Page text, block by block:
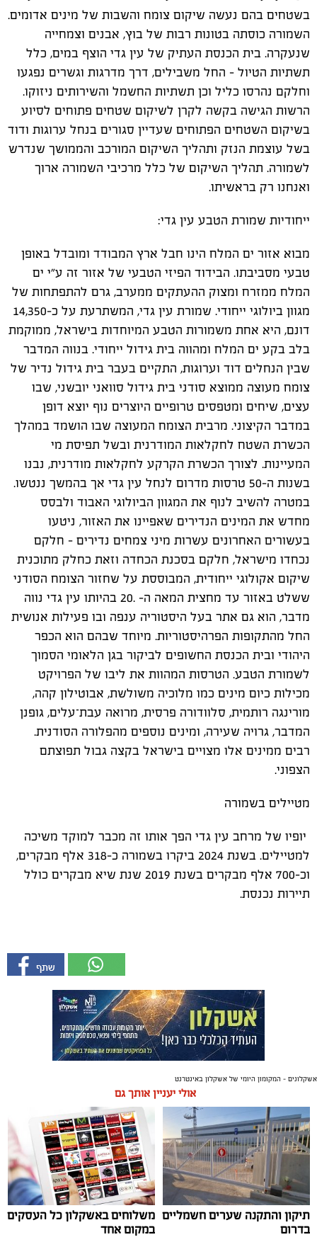
בשטחים בהם נעשה שיקום צומח והשבות של מינים אדומים.
השמורה כוסתה בטונות רבות של בוץ, אבנים וצמחייה
שנעקרה. בית הכנסת העתיק של עין גדי הוצף במים, כלל
תשתיות הטיול – החל משבילים, דרך מדרגות וגשרים נפגעו
וחלקם נהרסו כליל וכן תשתיות החשמל והשירותים ניזוקו.
הרשות הגישה בקשה לקרן לשיקום שטחים פתוחים לסיוע
בשיקום השטחים הפתוחים שעדיין סגורים בנחל ערוגות ודוד
בשל עוצמת הנזק ותהליך השיקום המורכב והממושך שנדרש
לשמורה. תהליך השיקום של כלל מרכיבי השמורה ארוך
ואנחנו רק בראשיתו.
ייחודיות שמורת הטבע עין גדי:
מבוא אזור ים המלח הינו חבל ארץ המבודד ומובדל באופן
טבעי מסביבתו. הבידוד הפיזי הטבעי של אזור זה ע"י ים
המלח ממזרח ומצוק ההעתקים ממערב, גרם להתפתחות של
מגוון ביולוגי ייחודי. שמורת עין גדי, המשתרעת על כ-14,350
דונם, היא אחת משמורות הטבע המיוחדות בישראל, ממוקמת
בלב בקע ים המלח ומהווה בית גידול ייחודי. בנווה המדבר
שבין הנחלים דוד וערוגות, התקיים בעבר בית גידול נדיר של
צומח מעוצה ממוצא סודני בית גידול סוואני יובשני, שבו
עצים, שיחים ומטפסים טרופיים היוצרים נוף יוצא דופן
במדבר הקיצוני. מרבית הצומח המעוצה שבו הושמד במהלך
הכשרת השטח לחקלאות המודרנית ובשל תפיסת מי
המעיינות. לצורך הכשרת הקרקע לחקלאות מודרנית, נבנו
בשנות ה-50 טרסות מדרום לנחל עין גדי אך בהמשך ננטשו.
במטרה להשיב לנוף את המגוון הביולוגי האבוד ולבסס
מחדש את המינים הנדירים שאפיינו את האזור, ניטעו
בעשורים האחרונים עשרות מיני צמחים נדירים – חלקם
נכחדו מישראל, חלקם בסכנת הכחדה וזאת כחלק מתוכנית
שיקום אקולוגי ייחודית, המבוססת על שחזור הצומח הסודני
ששלט באזור עד מחצית המאה ה- .20 בהיותו עין גדי נווה
מדבר, הוא גם אתר בעל היסטוריה ענפה ובו פעילות אנושית
החל מהתקופות הפרהיסטוריות. מיוחד שבהם הוא הכפר
היהודי ובית הכנסת החשופים לביקור בגן הלאומי הסמוך
לשמורת הטבע. הטרסות המהוות את ליבו של הפרויקט
מכילות כיום מינים כמו מלוכיה משולשת, אבוטילון קהה,
מורינגה רותמית, סלוודורה פרסית, מרואה עבת־עלים, גופנן
המדבר, גרויה שעירה, ומינים נוספים מהפלורה הסודנית.
רבים ממינים אלו מצויים בישראל בקצה גבול תפוצתם
הצפוני.
מטיילים בשמורה
יופיו של מרחב עין גדי הפך אותו זה מכבר למוקד משיכה
למטיילים. בשנת 2024 ביקרו בשמורה כ-318 אלף מבקרים,
וכ-700 אלף מבקרים בשנת 2019 שנת שיא מבקרים כולל
תיירות נכנסת.
אשקלונים - המקומון היומי של אשקלון באינטרנט
אולי יעניין אותך גם
תיקון והתקנה שערים חשמליים
בדרום
משלוחים באשקלון כל העסקים
במקום אחד